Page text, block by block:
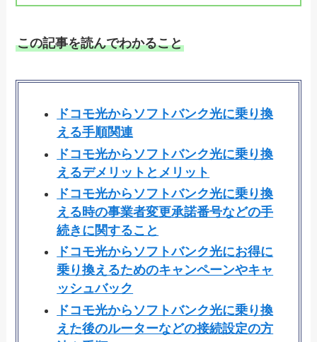
この記事を読んでわかること
ドコモ光からソフトバンク光に乗り換
える手順関連
ドコモ光からソフトバンク光に乗り換
えるデメリットとメリット
ドコモ光からソフトバンク光に乗り換
える時の事業者変更承諾番号などの手
続きに関すること
ドコモ光からソフトバンク光にお得に
乗り換えるためのキャンペーンやキャ
ッシュバック
ドコモ光からソフトバンク光に乗り換
えた後のルーターなどの接続設定の方